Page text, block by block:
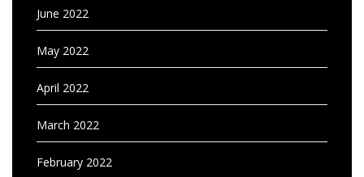
June 2022
May 2022
April 2022
March 2022
February 2022